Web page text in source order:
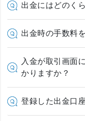
出金にはどのく
出金時の手数料
入金が取引画面
かりますか？
登録した出金口